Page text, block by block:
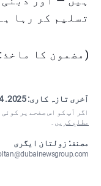
تسلیم کر رہا
(مضمون کا
آخری تازہ کاری:2025. 04. 25 10:56
اگر آپ کو اس صفحے پر
مطلع کریں ۔
مصنف: زولتان ایگری